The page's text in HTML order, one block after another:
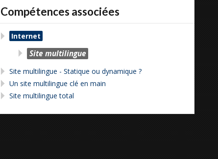
Compétences associées
Internet
Site multilingue
Site multilingue - Statique ou dynamique ?
Un site multilingue clé en main
Site multilingue total